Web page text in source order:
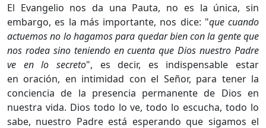
El Evangelio nos da una Pauta, no es la única, sin
embargo, es la más importante, nos dice: "que cuando
actuemos no lo hagamos para quedar bien con la gente que
nos rodea sino teniendo en cuenta que Dios nuestro Padre
ve en lo secreto", es decir, es indispensable estar
en oración, en intimidad con el Señor, para tener la
conciencia de la presencia permanente de Dios en
nuestra vida. Dios todo lo ve, todo lo escucha, todo lo
sabe, nuestro Padre está esperando que sigamos el